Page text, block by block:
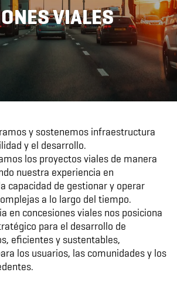
VIALES
y sostenemos infraestructura
y el desarrollo.
los proyectos viales de manera
nuestra experiencia en
capacidad de gestionar y operar
a lo largo del tiempo.
en concesiones viales nos posiciona
para el desarrollo de
eficientes y sustentables,
los usuarios, las comunidades y los